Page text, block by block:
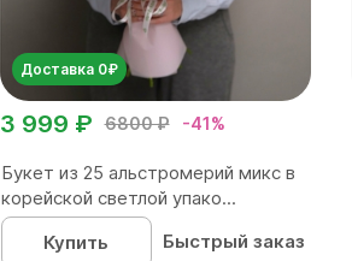
Доставка 0₽
6800 ₽ -41%
3 999 ₽
Букет из 25 альстромерий микс в
корейской светлой упако...
Купить
Быстрый заказ